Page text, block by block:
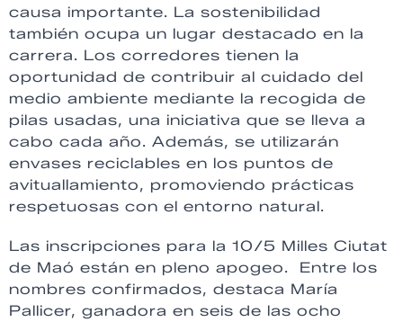
causa importante. La sostenibilidad
también ocupa un lugar destacado en la
carrera. Los corredores tienen la
oportunidad de contribuir al cuidado del
medio ambiente mediante la recogida de
pilas usadas, una iniciativa que se lleva a
cabo cada año. Además, se utilizarán
envases reciclables en los puntos de
avituallamiento, promoviendo prácticas
respetuosas con el entorno natural.
Las inscripciones para la 10/5 Milles Ciutat
de Maó están en pleno apogeo. Entre los
nombres confirmados, destaca María
Pallicer, ganadora en seis de las ocho